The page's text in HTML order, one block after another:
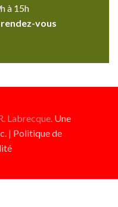
à 15h
vous
Labrecque. Une
| Politique de